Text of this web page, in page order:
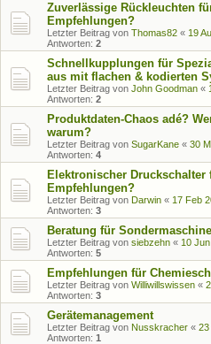
Zuverlässige Rückleuchten
Empfehlungen?
Letzter Beitrag von Thomas82 « 19
Antworten: 2
Schnellkupplungen für
aus mit flachen & kodierten
Letzter Beitrag von John Goodman «
Antworten: 2
Produktdaten-Chaos adé?
warum?
Letzter Beitrag von SugarKane « 30
Antworten: 4
Elektronischer
Empfehlungen?
Letzter Beitrag von Darwin « 17 Feb
Antworten: 3
Beratung für
Letzter Beitrag von siebzehn « 10
Antworten: 5
Empfehlungen für
Letzter Beitrag von Williwillswissen «
Antworten: 3
Gerätemanagement
Letzter Beitrag von Nusskracher « 23
Antworten: 1